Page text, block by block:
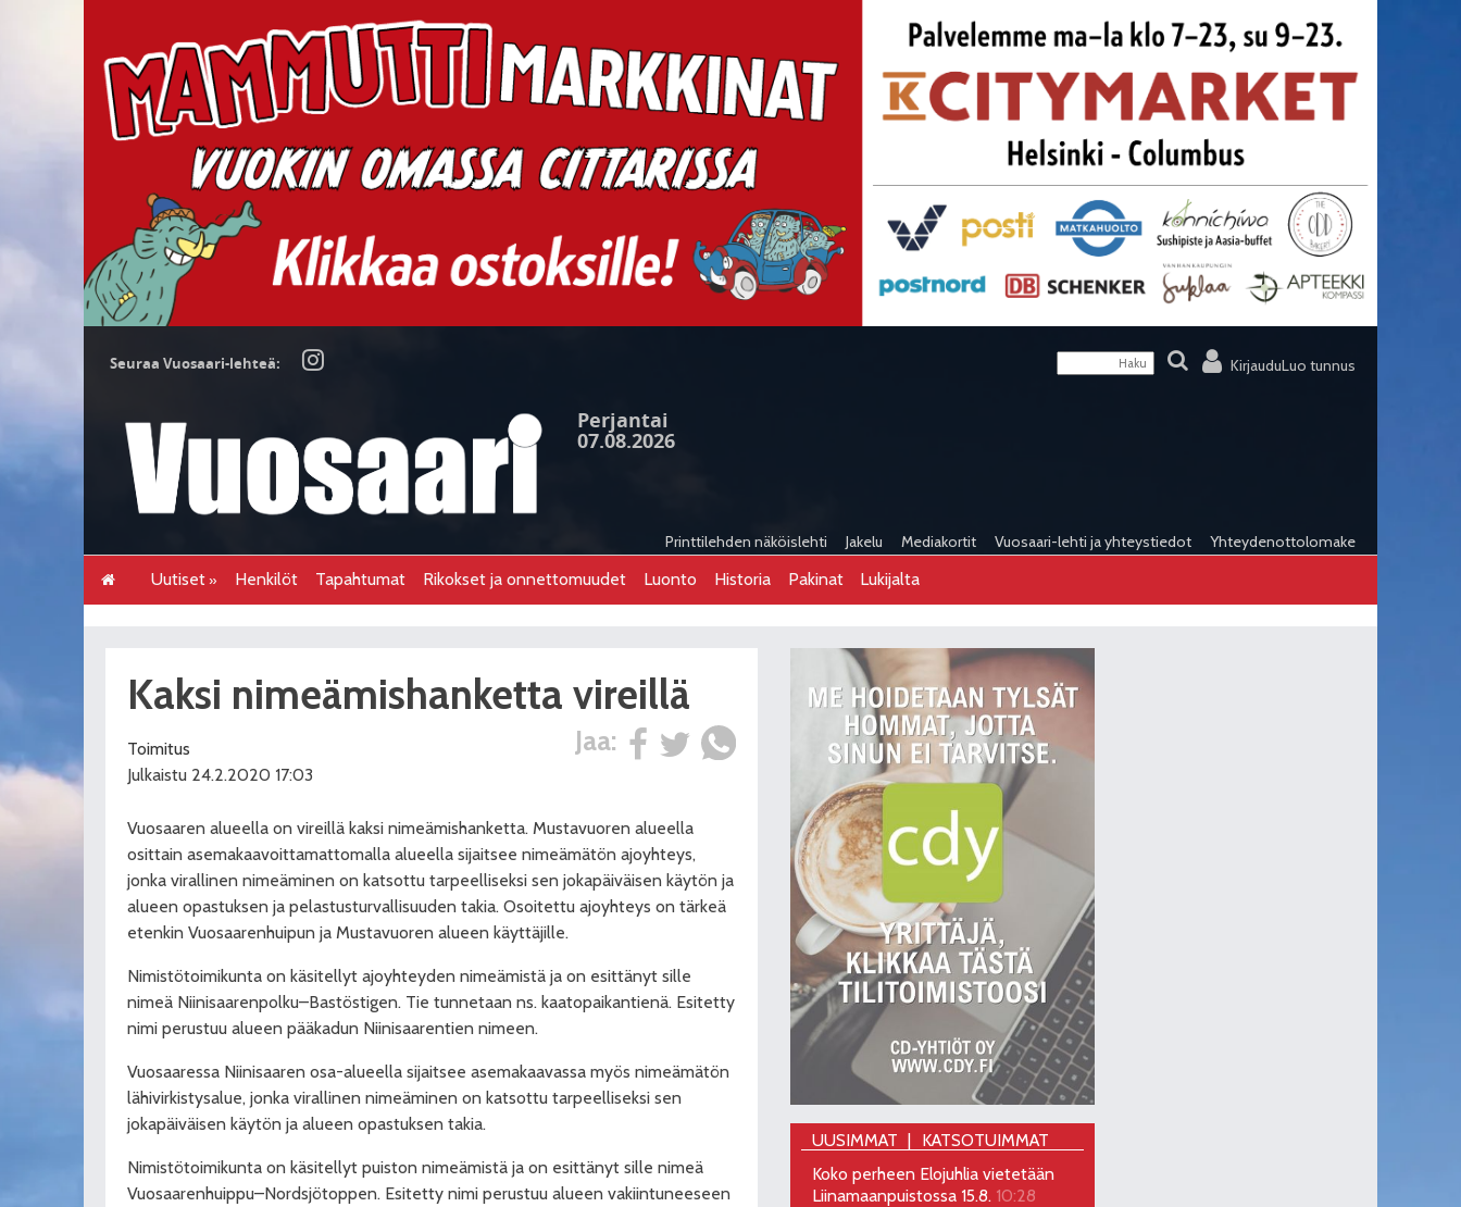
KirjauduLuo tunnus
Seuraa Vuosaari-lehteä:
Perjantai
07.08.2026
Printtilehden näköislehti Jakelu Mediakortit Vuosaari-lehti ja yhteystiedot Yhteydenottolomake
Uutiset Henkilöt Tapahtumat Rikokset ja onnettomuudet Luonto Historia Pakinat Lukijalta
Kaksi nimeämishanketta vireillä
Jaa:
Toimitus
Julkaistu 24.2.2020 17:03
Vuosaaren alueella on vireillä kaksi nimeämishanketta. Mustavuoren alueella
osittain asemakaavoittamattomalla alueella sijaitsee nimeämätön ajoyhteys,
jonka virallinen nimeäminen on katsottu tarpeelliseksi sen jokapäiväisen käytön ja
alueen opastuksen ja pelastusturvallisuuden takia. Osoitettu ajoyhteys on tärkeä
etenkin Vuosaarenhuipun ja Mustavuoren alueen käyttäjille.
Nimistötoimikunta on käsitellyt ajoyhteyden nimeämistä ja on esittänyt sille
nimeä Niinisaarenpolku–Bastöstigen. Tie tunnetaan ns. kaatopaikantienä. Esitetty
nimi perustuu alueen pääkadun Niinisaarentien nimeen.
Vuosaaressa Niinisaaren osa-alueella sijaitsee asemakaavassa myös nimeämätön
lähivirkistysalue, jonka virallinen nimeäminen on katsottu tarpeelliseksi sen
jokapäiväisen käytön ja alueen opastuksen takia.
Nimistötoimikunta on käsitellyt puiston nimeämistä ja on esittänyt sille nimeä
Vuosaarenhuippu–Nordsjötoppen. Esitetty nimi perustuu alueen vakiintuneeseen
UUSIMMAT
KATSOTUIMMAT
Koko perheen Elojuhlia vietetään
Liinamaanpuistossa 15.8. 10:28